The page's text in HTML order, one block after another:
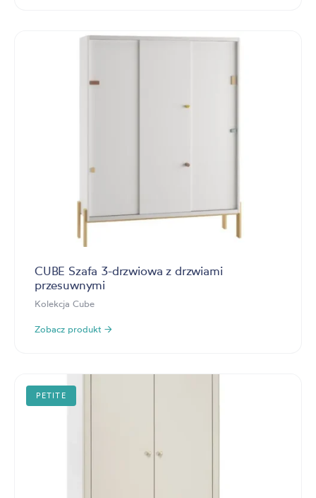
CUBE Szafa 3-drzwiowa z drzwiami
przesuwnymi
Kolekcja Cube
Zobacz produkt →
PETITE